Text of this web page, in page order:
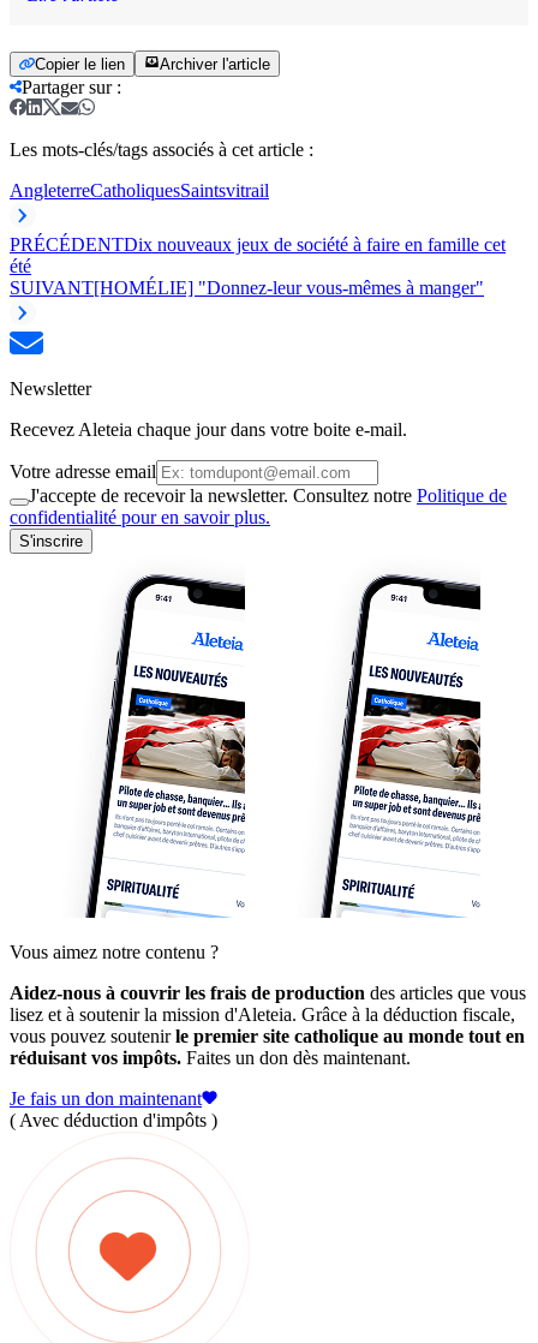
Copier le lien Archiver l'article
Partager sur:
Les mots-clés/tags associés à cet article :
AngleterreCatholiquesSaintsvitrail
PRÉCÉDENTDix nouveaux jeux de société à faire en famille cet
été
SUIVANT[HOMÉLIE] "Donnez-leur vous-mêmes à manger"
Newsletter
Recevez Aleteia chaque jour dans votre boite e-mail.
Votre adresse email
J'accepte de recevoir la newsletter. Consultez notre Politique de
confidentialité pour en savoir plus.
S'inscrire
Vous aimez notre contenu ?
Aidez-nous à couvrir les frais de production des articles que vous
lisez et à soutenir la mission d'Aleteia. Grâce à la déduction fiscale,
vous pouvez soutenirle premier site catholique au monde tout en
réduisant vos impôts. Faites un don dès maintenant.
Je fais un don maintenant
( Avec déduction d'impôts )